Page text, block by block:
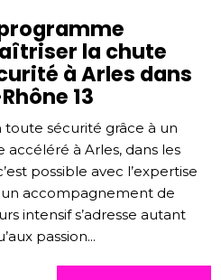
la chute
à Arles dans
13
sécurité grâce à un
à Arles, dans les
possible avec l’expertise
un accompagnement de
intensif s’adresse autant
passion...